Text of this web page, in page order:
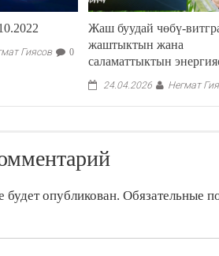
Гиясов 0
Жаш буудай чөбү-
жаштыктын жана
саламаттыктын
24.04.2026 Негмат
опубликован. Обязательные